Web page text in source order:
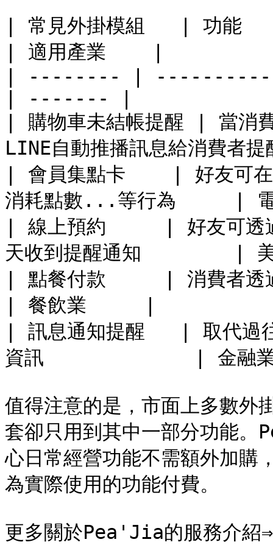
| 常見外掛模組   | 功能
| 適用產業    |
| -------- |
| ------- |
| 購物車未結帳提醒 | 當消
LINE自動推播訊息給消費
| 會員集點卡    | 好友可在
消耗點數...等行為     | 電
| 線上預約     | 好友可透過
天收到提醒通知        |
| 點餐付款     | 消費者透
| 餐飲業     |
| 訊息通知提醒   | 取代過
資訊             | 金融
值得注意的是，市面上多數外
套卻只用到其中一部分功能
心日常經營功能不需額外加購
為實際使用的功能付費。
更多關於Pea'Jia的服務介